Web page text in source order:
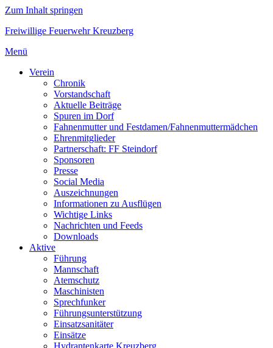
Zum Inhalt springen
Freiwillige Feuerwehr Kreuzberg
Menü
Verein
Chronik
Vorstandschaft
Aktuelle Beiträge
Spuren im Dorf
Fahnenmutter und Festdamen/Fahnenmuttermädchen
Ehrenmitglieder
Partnerschaft: FF Steindorf
Sponsoren
Presse
Social Media
Auszeichnungen
Informationen zu Ausflügen
Wichtige Links
Nachrichten und Feeds
Downloads
Aktive
Führung
Mannschaft
Atemschutz
Maschinisten
Sprechfunker
Führungsunterstützung
Einsatzsanitäter
Einsätze
Hydrantenkarte Kreuzberg